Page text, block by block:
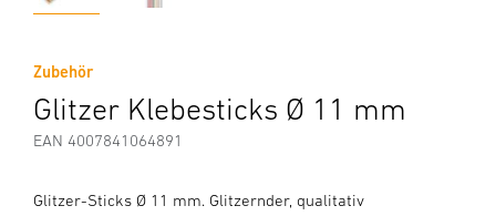
Zubehör
Glitzer Klebesticks Ø 11 mm
EAN 4007841064891
Glitzer-Sticks Ø 11 mm. Glitzernder, qualitativ